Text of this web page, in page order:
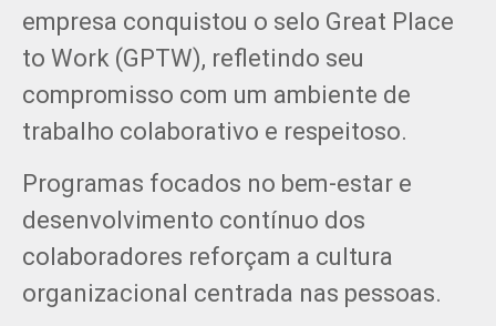
empresa conquistou o selo Great Place
to Work (GPTW), refletindo seu
compromisso com um ambiente de
trabalho colaborativo e respeitoso.
Programas focados no bem-estar e
desenvolvimento contínuo dos
colaboradores reforçam a cultura
organizacional centrada nas pessoas.